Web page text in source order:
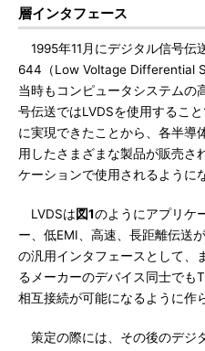
層インタフェース
1995年11月にデジタル信号伝
644（Low Voltage Differential
当時もコンピュータシステムの
号伝送ではLVDSを使用するこ
に実現できたことから、各半導
用したさまざまな製品が販売さ
ケーションで使用されるように
LVDSは図1のようにアプリケ
ー、低EMI、高速、長距離伝送
の汎用インタフェースとして、
るメーカーのデバイス同士でも
相互接続が可能になるように作
策定の際には、その後のデジ